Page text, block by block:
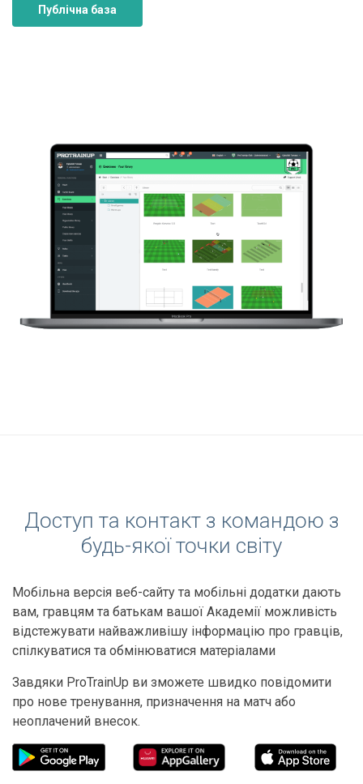
Публічна база
Доступ та контакт з командою з
будь-якої точки світу
Мобільна версія веб-сайту та мобільні додатки дають
вам, гравцям та батькам вашої Академії можливість
відстежувати найважливішу інформацію про гравців,
спілкуватися та обмінюватися матеріалами
Завдяки ProTrainUp ви зможете швидко повідомити
про нове тренування, призначення на матч або
неоплачений внесок.